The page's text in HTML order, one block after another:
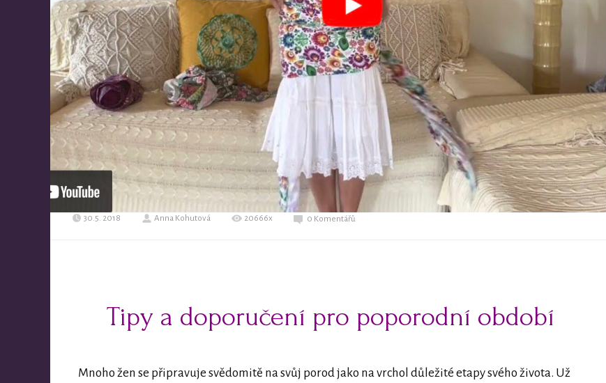
30.5. 2018 Anna Kohutová 20666x 0 Komentářů
Tipy a doporučení pro poporodní období
Mnoho žen se připravuje svědomitě na svůj porod jako na vrchol důležité etapy svého života. Už